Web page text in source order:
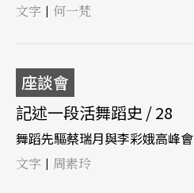
文字 | 何一梵
座談會
記述一段活舞蹈史 / 28
舞蹈先驅蔡瑞月與李彩娥高峰會
文字 | 周素玲